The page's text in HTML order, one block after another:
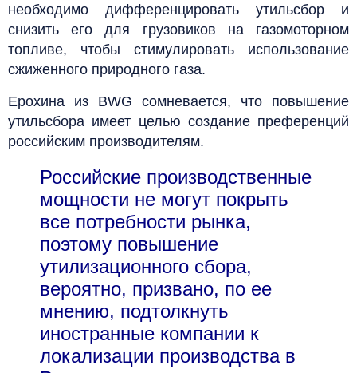
необходимо дифференцировать утильсбор и
снизить его для грузовиков на газомоторном
топливе, чтобы стимулировать использование
сжиженного природного газа.
Ерохина из BWG сомневается, что повышение
утильсбора имеет целью создание преференций
российским производителям.
Российские производственные
мощности не могут покрыть
все потребности рынка,
поэтому повышение
утилизационного сбора,
вероятно, призвано, по ее
мнению, подтолкнуть
иностранные компании к
локализации производства в